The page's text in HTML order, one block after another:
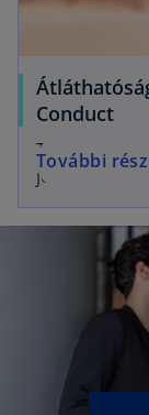
Conduct
Tekintse
További